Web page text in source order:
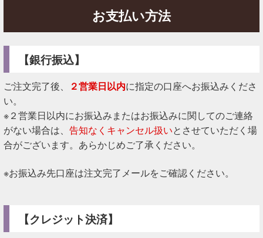
お支払い方法
【銀行振込】
ご注文完了後、 ２営業日以内に指定の口座へお振込みくださ
い。
※２営業日以内にお振込みまたはお振込みに関してのご連絡
がない場合は、 告知なくキャンセル扱いとさせていただく場
合がございます。あらかじめご了承ください。
※お振込み先口座は注文完了メールをご確認ください。
【クレジット決済】